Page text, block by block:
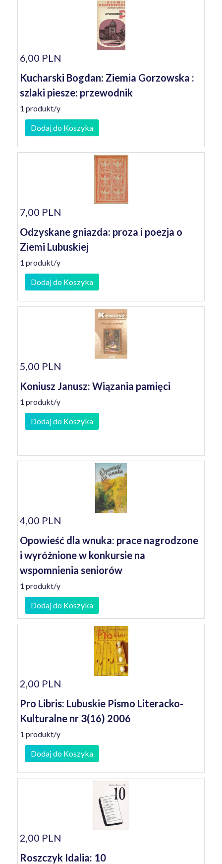
6,00 PLN
Kucharski Bogdan: Ziemia Gorzowska :
szlaki piesze: przewodnik
1 produkt/y
Dodaj do Koszyka
7,00 PLN
Odzyskane gniazda: proza i poezja o
Ziemi Lubuskiej
1 produkt/y
Dodaj do Koszyka
5,00 PLN
Koniusz Janusz: Wiązania pamięci
1 produkt/y
Dodaj do Koszyka
4,00 PLN
Opowieść dla wnuka: prace nagrodzone
i wyróżnione w konkursie na
wspomnienia seniorów
1 produkt/y
Dodaj do Koszyka
2,00 PLN
Pro Libris: Lubuskie Pismo Literacko-
Kulturalne nr 3(16) 2006
1 produkt/y
Dodaj do Koszyka
2,00 PLN
Roszczyk Idalia: 10